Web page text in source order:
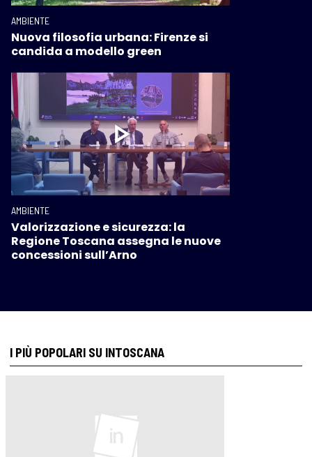
AMBIENTE
Nuova filosofia urbana: Firenze si
candida a modello green
AMBIENTE
Valorizzazione e sicurezza: la
Regione Toscana assegna le nuove
concessioni sull’Arno
I PIÙ POPOLARI SU INTOSCANA